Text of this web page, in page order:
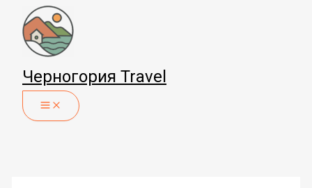
Перейти
содержимому
Черногория Travel